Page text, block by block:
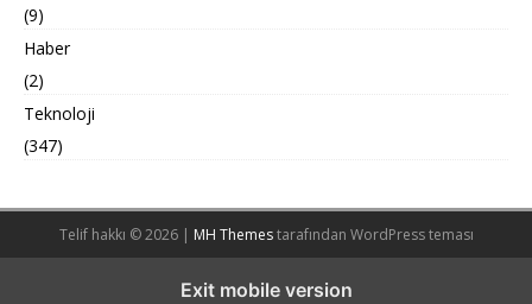
(9)
Haber
(2)
Teknoloji
(347)
Telif hakkı © 2026 | MH Themestarafından WordPress teması
Exit mobile version